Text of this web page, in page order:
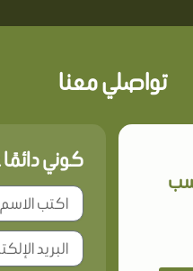
تواصلي معنا
كوني دائمًا